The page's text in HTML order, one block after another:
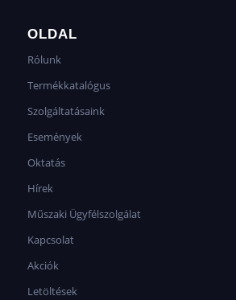
OLDAL
Rólunk
Termékkatalógus
Szolgáltatásaink
Események
Oktatás
Hírek
Műszaki Ügyfélszolgálat
Kapcsolat
Akciók
Letöltések